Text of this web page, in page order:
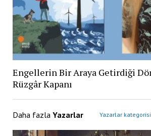
Engellerin Bir Araya Getirdiği
Rüzgâr Kapanı
Daha fazla Yazarlar Yazarlar